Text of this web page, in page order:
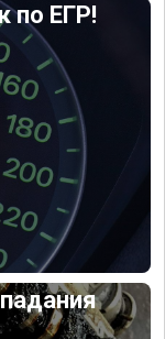
по ЕГР!